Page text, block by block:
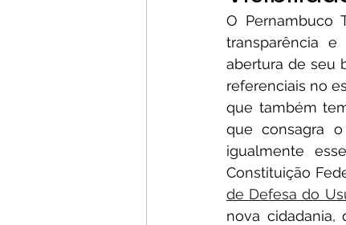
O Pernambuco
transparência
abertura de seu
referenciais no
que também
que consagra
igualmente
Constituição
de Defesa do
nova cidadania,